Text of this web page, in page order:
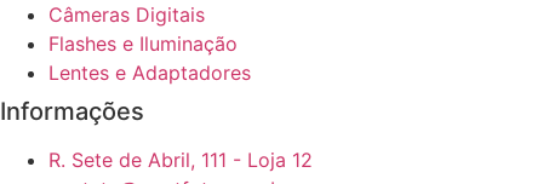
Câmeras Digitais
Flashes e Iluminação
Lentes e Adaptadores
Informações
R. Sete de Abril, 111 - Loja 12